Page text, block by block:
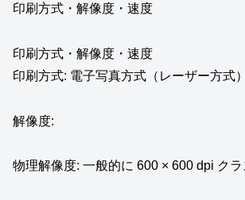
印刷方式・解像度・速度
印刷方式・解像度・速度
印刷方式: 電子写真方式（レーザー方式
解像度:
物理解像度: 一般的に 600 × 600 dpi クラ